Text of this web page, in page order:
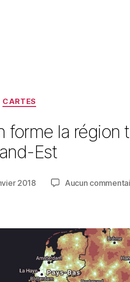
Catégories
CARTES
forme la région
Est
2018 Aucun